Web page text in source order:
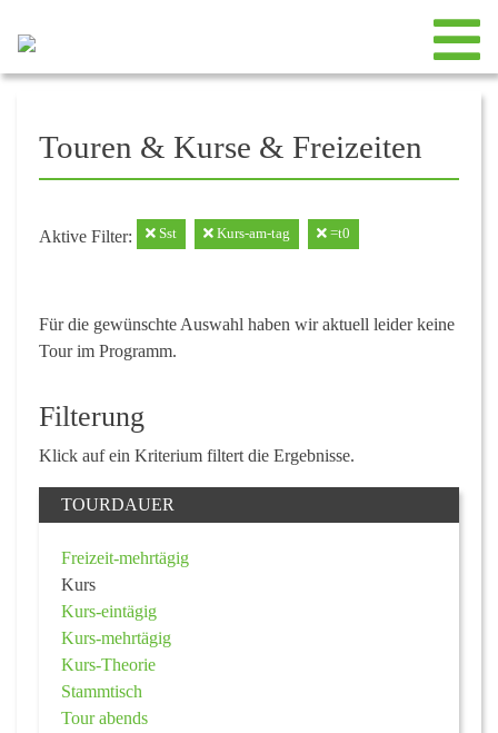
Touren & Kurse & Freizeiten
Aktive Filter: Sst Kurs-am-tag =t0
Für die gewünschte Auswahl haben wir aktuell leider keine
Tour im Programm.
Filterung
Klick auf ein Kriterium filtert die Ergebnisse.
TOURDAUER
Freizeit-mehrtägig
Kurs
Kurs-eintägig
Kurs-mehrtägig
Kurs-Theorie
Stammtisch
Tour abends